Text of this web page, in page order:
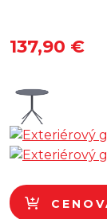
137,90 €